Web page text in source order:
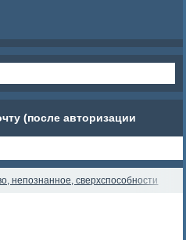
(после авторизации
непознанное, сверхспособности